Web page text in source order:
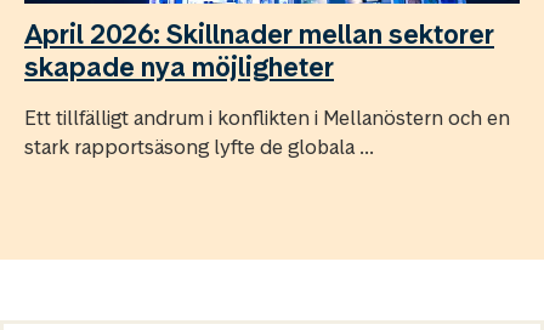
April 2026: Skillnader mellan sektorer
skapade nya möjligheter
Ett tillfälligt andrum i konflikten i Mellanöstern och en
stark rapportsäsong lyfte de globala ...